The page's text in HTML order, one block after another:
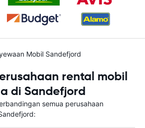
Mobil Sandefjord
rental mobil
di Sandefjord
semua perusahaan